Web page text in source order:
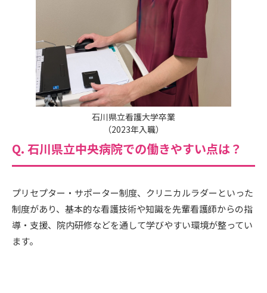
石川県立看護大学卒業
（2023年入職）
Q. 石川県立中央病院での働きやすい点は？
プリセプター・サポーター制度、クリニカルラダーといった
制度があり、基本的な看護技術や知識を先輩看護師からの指
導・支援、院内研修などを通して学びやすい環境が整ってい
ます。